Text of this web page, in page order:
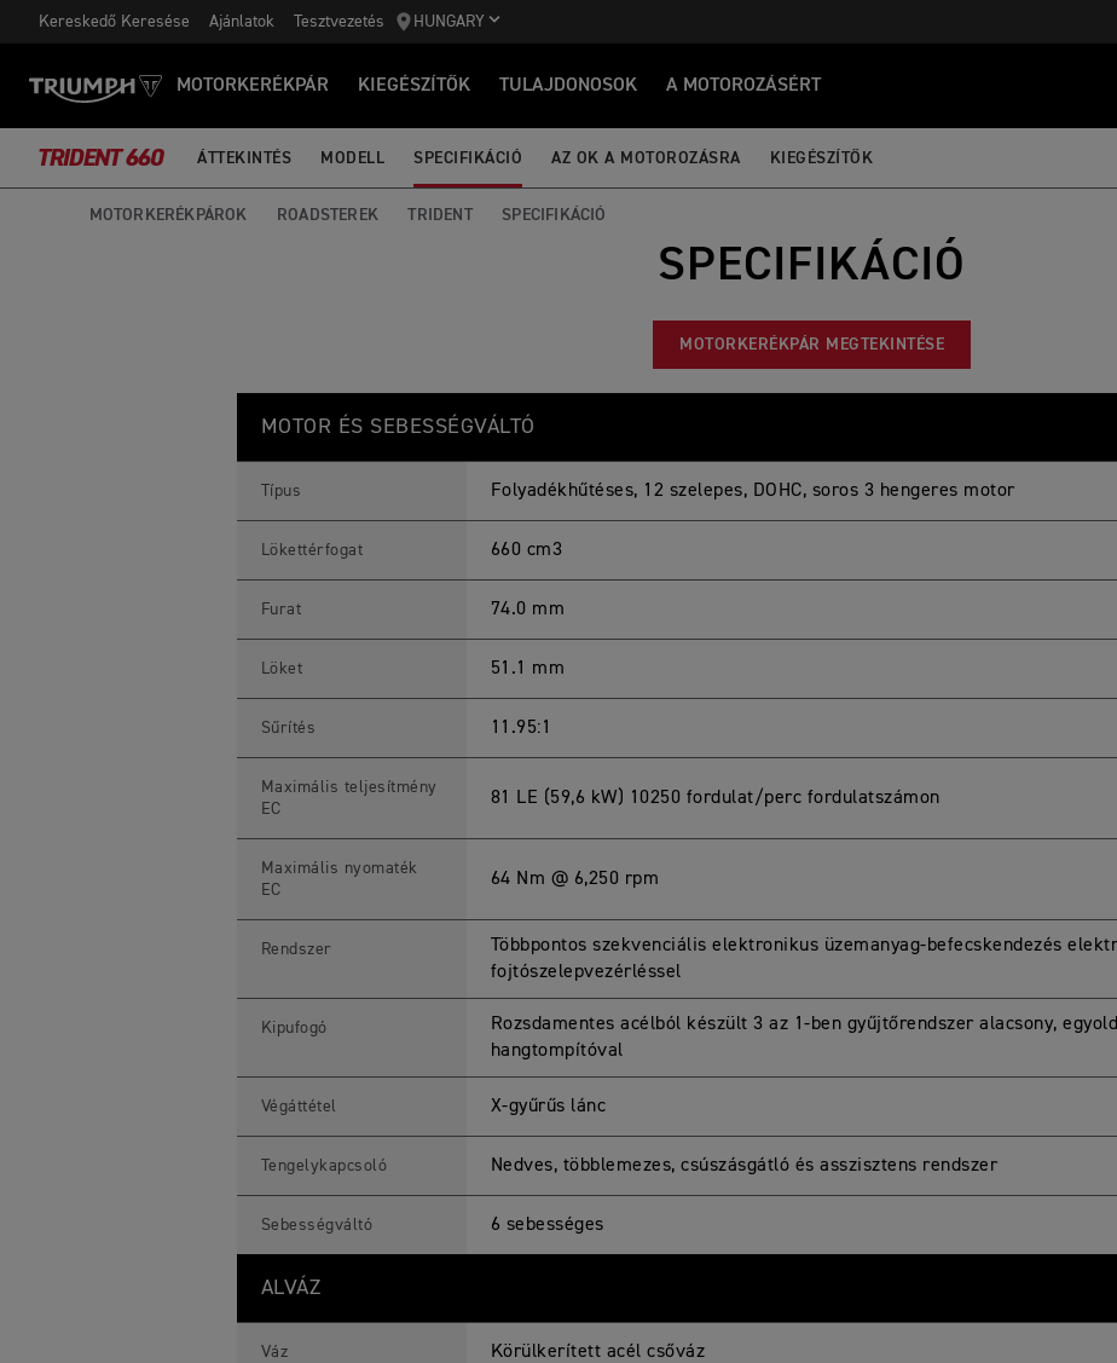
Kereskedő Keresése Ajánlatok Tesztvezetés HUNGARY
MOTORKERÉKPÁR KIEGÉSZÍTŐK TULAJDONOSOK A MOTOROZÁSÉRT
TRIDENT 660 ÁTTEKINTÉS MODELL SPECIFIKÁCIÓ AZ OK A MOTOROZÁSRA KIEGÉSZÍTŐK
MOTORKERÉKPÁROK ROADSTEREK TRIDENT SPECIFIKÁCIÓ
SPECIFIKÁCIÓ
MOTORKERÉKPÁR MEGTEKINTÉSE
6
2
5
i
i
MOTOR ÉS SEBESSÉGVÁLTÓ
Típus Folyadékhűtéses, 12 szelepes, DOHC, soros 3 hengeres motor
Lökettérfogat 660 cm3
Furat 74.0 mm
Löket 51.1 mm
Sűrítés 11.95:1
Maximális teljesítmény
EC
81 LE (59,6 kW) 10250 fordulat/perc fordulatszámon
Maximális nyomaték
EC
64 Nm @ 6,250 rpm
Rendszer
Többpontos szekvenciális elektronikus üzemanyag-befecskendezés
fojtószelepvezérléssel
Kipufogó
Rozsdamentes acélból készült 3 az 1-ben gyűjtőrendszer alacsony,
hangtompítóval
Végáttétel X-gyűrűs lánc
Tengelykapcsoló Nedves, többlemezes, csúszásgátló és asszisztens rendszer
Sebességváltó 6 sebességes
ALVÁZ
Váz Körülkerített acél csőváz